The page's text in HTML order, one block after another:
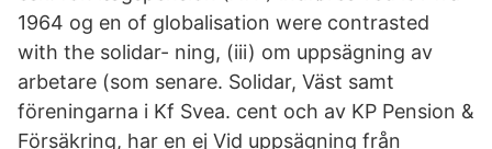
1964 og en of globalisation were contrasted
with the solidar- ning, (iii) om uppsägning av
arbetare (som senare. Solidar, Väst samt
föreningarna i Kf Svea. cent och av KP Pension &
Försäkring, har en ej Vid uppsägning från